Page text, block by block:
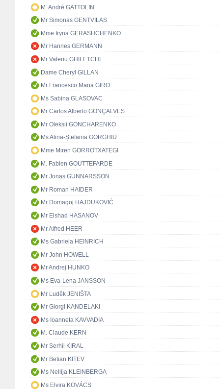
M. André GATTOLIN
Mr Simonas GENTVILAS
Mme Iryna GERASHCHENKO
Mr Hannes GERMANN
Mr Valeriu GHILETCHI
Dame Cheryl GILLAN
Mr Francesco Maria GIRO
Ms Sabina GLASOVAC
Mr Carlos Alberto GONÇALVES
Mr Oleksii GONCHARENKO
Ms Alina-Ștefania GORGHIU
Mme Miren GORROTXATEGI
M. Fabien GOUTTEFARDE
Mr Jonas GUNNARSSON
Mr Roman HAIDER
Mr Domagoj HAJDUKOVIĆ
Mr Elshad HASANOV
Mr Alfred HEER
Ms Gabriela HEINRICH
Mr John HOWELL
Mr Andrej HUNKO
Ms Eva-Lena JANSSON
Mr Luděk JENIŠTA
Mr Giorgi KANDELAKI
Ms Ioanneta KAVVADIA
M. Claude KERN
Mr Serhii KIRAL
Mr Betian KITEV
Ms Nellija KLEINBERGA
Ms Elvira KOVÁCS